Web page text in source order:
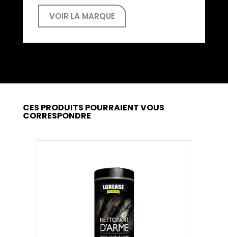
VOIR LA MARQUE
CES PRODUITS POURRAIENT VOUS
CORRESPONDRE